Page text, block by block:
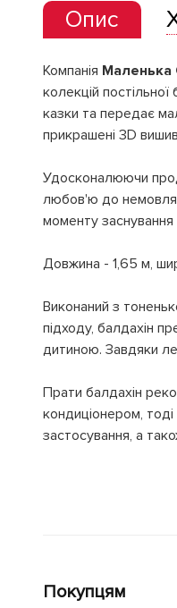
Опис
Компанія Маленька
колекцій
казки та передає
прикрашені 3D
Удосконалюючи
любов'ю до
моменту
Довжина - 1,65 м,
Виконаний з
підходу, балдахін
дитиною. Завдяки
Прати балдахін
кондиціонером,
застосування, а
Покупцям